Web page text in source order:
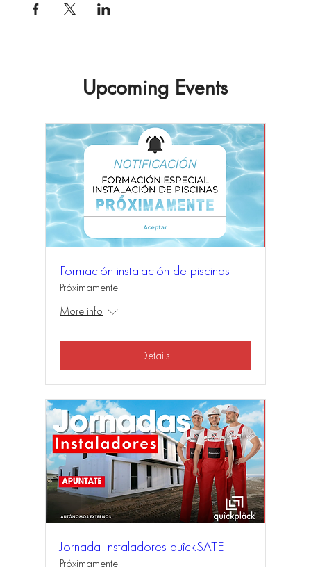
Upcoming Events
Formación instalación de piscinas
Próximamente
More info
Details
Jornada Instaladores quîckSATE
Próximamente